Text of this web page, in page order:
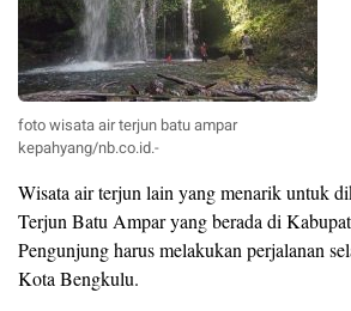
foto wisata air terjun batu ampar
kepahyang/nb.co.id.-
Wisata air terjun lain yang menarik untuk
Terjun Batu Ampar yang berada di
Pengunjung harus melakukan perjalanan
Kota Bengkulu.